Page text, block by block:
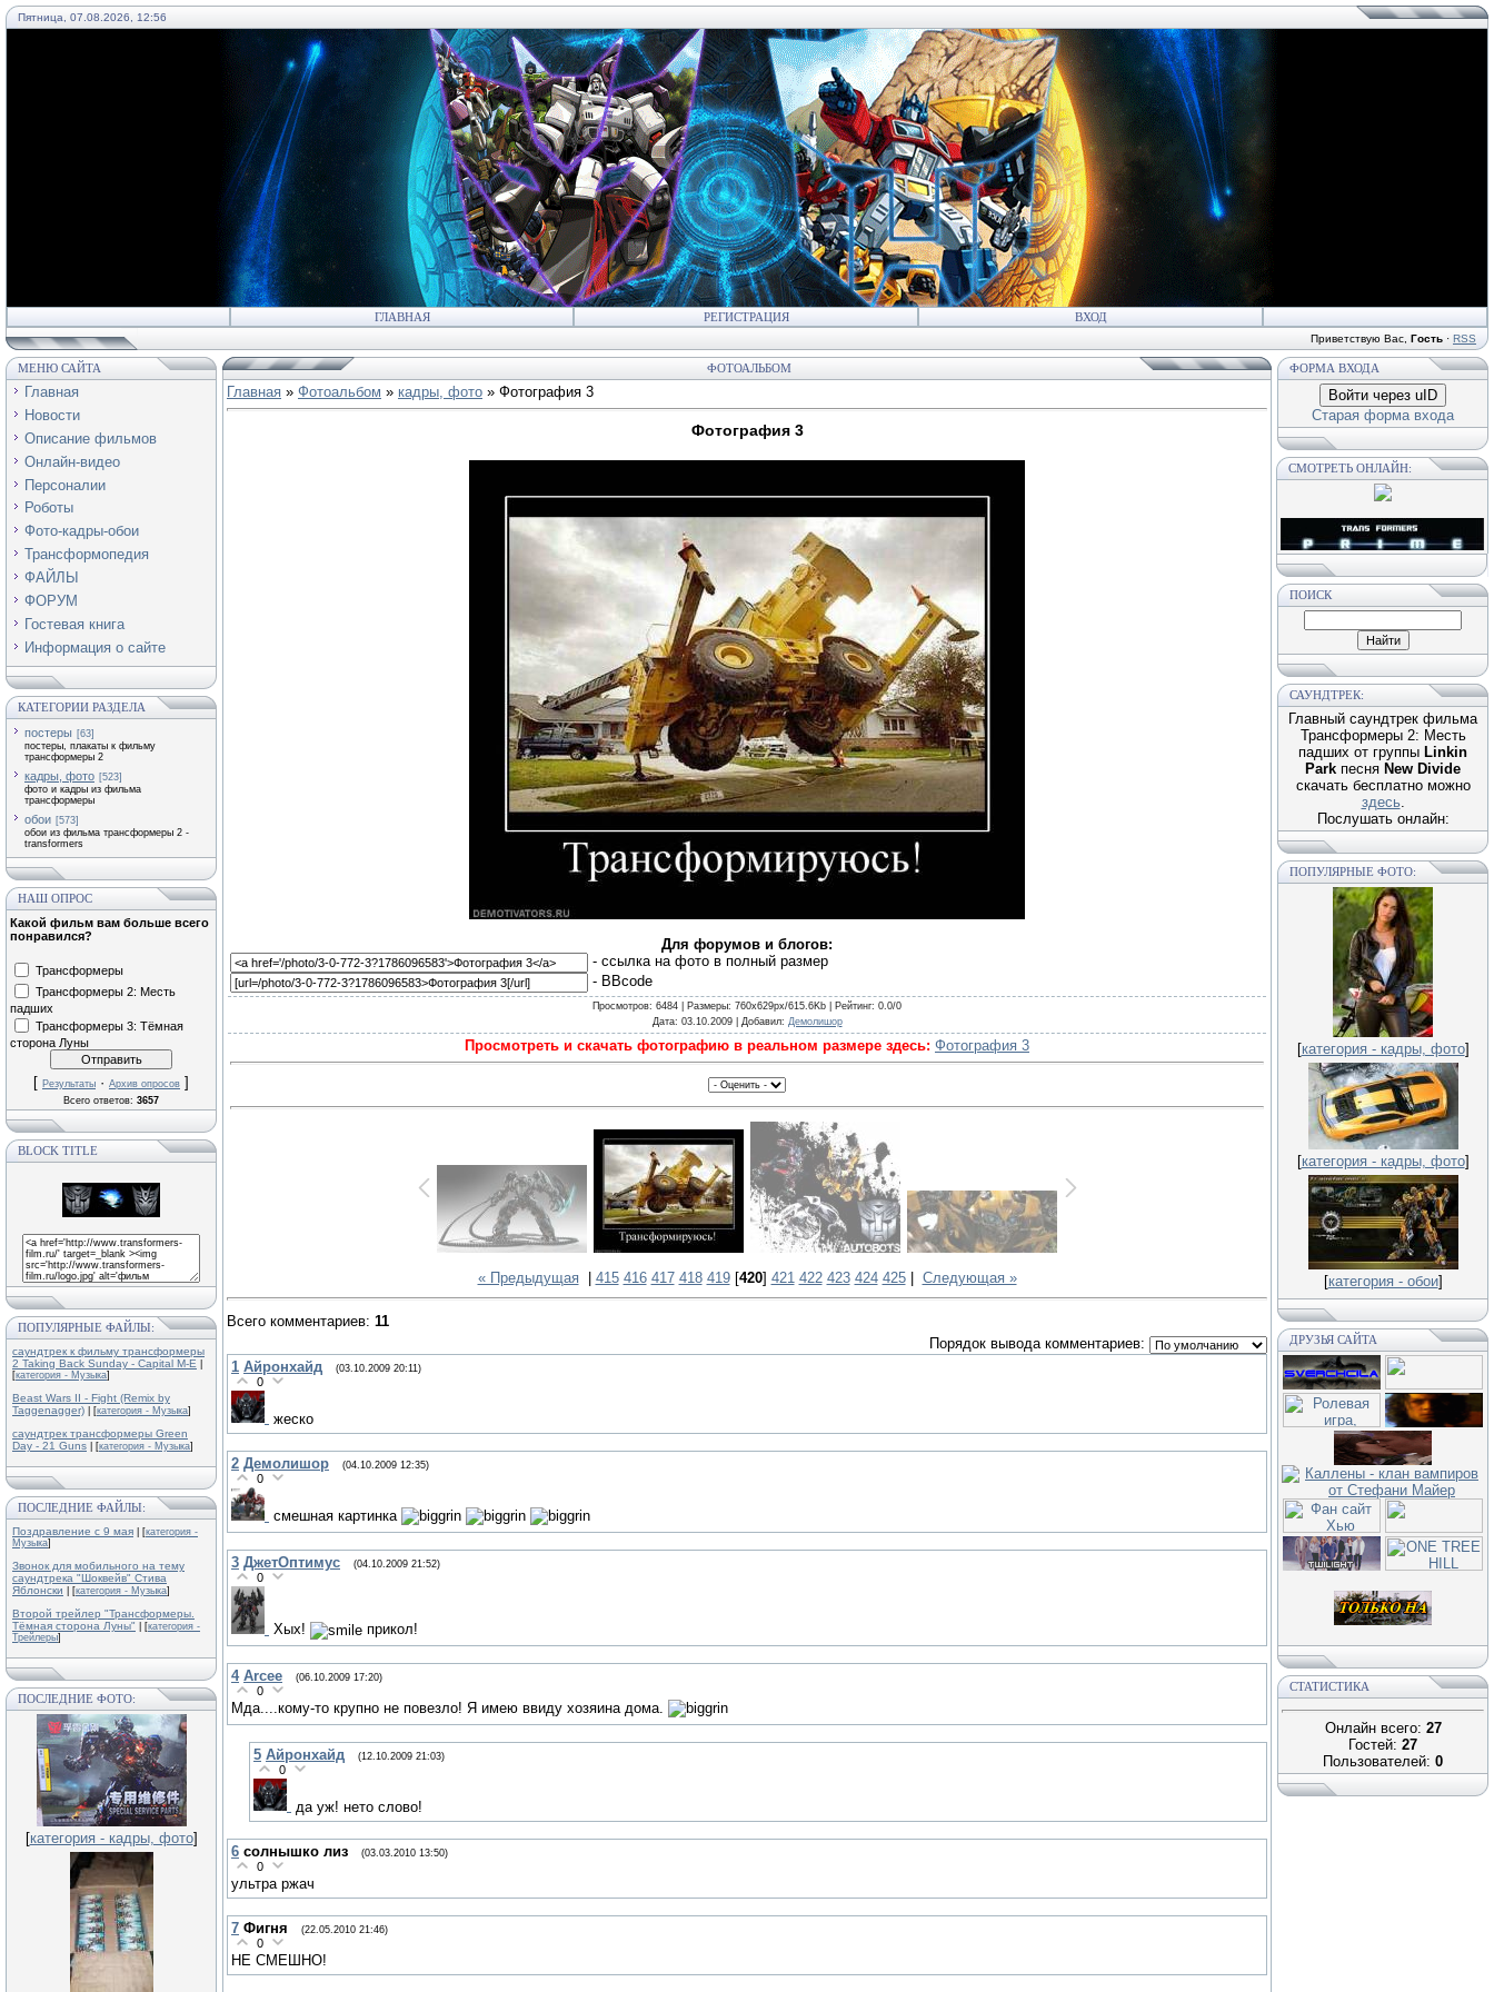
Пятница, 07.08.2026, 12:56
ГЛАВНАЯ РЕГИСТРАЦИЯ ВХОД
Приветствую Вас Гость · RSS
МЕНЮ САЙТА
Главная
Новости
Описание фильмов
Онлайн-видео
Персоналии
Роботы
Фото-кадры-обои
Трансформопедия
ФАЙЛЫ
ФОРУМ
Гостевая книга
Информация о сайте
КАТЕГОРИИ РАЗДЕЛА
постеры [63]
постеры, плакаты к фильму
трансформеры 2
кадры, фото [523]
фото и кадры из фильма
трансформеры
обои [573]
обои из фильма трансформеры 2 -
transformers
НАШ ОПРОС
Какой фильм вам больше всего
понравился?
Трансформеры
Трансформеры 2: Месть
падших
Трансформеры 3: Тёмная
сторона Луны
[ Результаты · Архив опросов ]
Всего ответов: 3657
BLOCK TITLE
ПОПУЛЯРНЫЕ ФАЙЛЫ:
саундтрек к фильму трансформеры
2 Taking Back Sunday - Capital M-E
[категория - Музыка]
Beast Wars II - Fight (Remix by
Taggenagger)
| [категория - Музыка]
саундтрек трансформеры Green
Day - 21 Guns
| [категория - Музыка]
ПОСЛЕДНИЕ ФАЙЛЫ:
Поздравление с 9 мая | [категория -
Музыка]
Звонок для мобильного на тему
саундтрека "Шоквейв" Стива
Яблонски
| [категория - Музыка]
Второй трейлер "Трансформеры.
Тёмная сторона Луны"
| [категория -
Трейлеры]
ПОСЛЕДНИЕ ФОТО:
[категория - кадры, фото]
ФОТОАЛЬБОМ
Главная » Фотоальбом » кадры, фото » Фотография 3
Фотография 3
Для форумов и блогов:
- cсылка на фото в полный размер
- BBcode
Просмотров: 6484 | Размеры: 760x629px/615.6Kb | Рейтинг: 0.0/0
Дата: 03.10.2009 | Добавил: Демолишор
Просмотреть и скачать фотографию в реальном размере здесь: Фотография 3
« Предыдущая| 415 416 417 418 419[420] 421 422 423 424 425| Следующая »
Всего комментариев: 11
Порядок вывода комментариев:
1 Айронхайд (03.10.2009 20:11)
0
жеско
2 Демолишор (04.10.2009 12:35)
0
смешная картинка
3 ДжетОптимус (04.10.2009 21:52)
0
Хых! прикол!
4 Arcee (06.10.2009 17:20)
0
Мда....кому-то крупно не повезло! Я имею ввиду хозяина дома.
5 Айронхайд (12.10.2009 21:03)
0
да уж! нето слово!
6 солнышко лиз (03.03.2010 13:50)
0
ультра ржач
7 Фигня (22.05.2010 21:46)
0
НЕ СМЕШНО!
ФОРМА ВХОДА
Войти через uID
Старая форма входа
СМОТРЕТЬ ОНЛАЙН:
ПОИСК
САУНДТРЕК:
Главный саундтрек фильма
Трансформеры 2: Месть
падших от группы Linkin
Park песня New Divide
скачать бесплатно можно
здесь.
Послушать онлайн:
ПОПУЛЯРНЫЕ ФОТО:
[категория - кадры, фото]
[категория - кадры, фото]
[категория - обои]
ДРУЗЬЯ САЙТА
СТАТИСТИКА
Онлайн всего: 27
Гостей: 27
Пользователей: 0